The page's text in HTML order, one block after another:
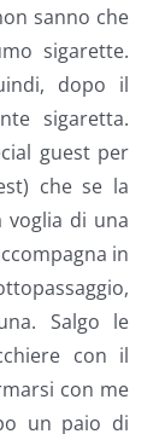
sanno che
sigarette.
dopo il
sigaretta.
guest per
che se la
voglia di una
in
Salgo le
con il
con me
un paio di